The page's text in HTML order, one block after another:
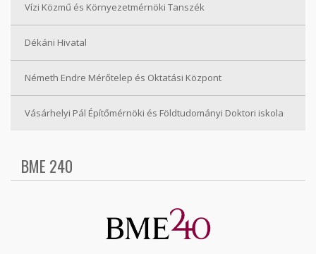
Vízi Közmű és Környezetmérnöki Tanszék
Dékáni Hivatal
Németh Endre Mérőtelep és Oktatási Központ
Vásárhelyi Pál Építőmérnöki és Földtudományi Doktori iskola
BME 240